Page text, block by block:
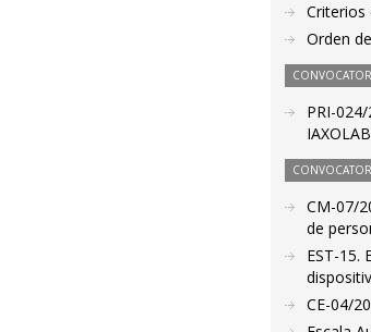
Criterios
Orden
PRI-
CM-07/
de
EST-15.
CE-04/